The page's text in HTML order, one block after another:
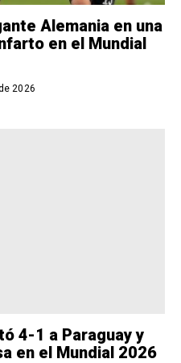
Alemania en una
en el Mundial
2026
4-1 a Paraguay y
en el Mundial 2026